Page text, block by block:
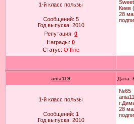
1-й класс пользы
Сообщений: 5
Год выпуска: 2010
Репутация:0
Награды:0
Статус: Offline
Киев
28
ania119 Дата:
1-й класс пользы
Сообщений: 1
Год выпуска: 2010
№65
28